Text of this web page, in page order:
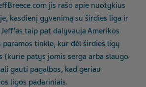
jis rašo apie nuotykius
kasdienį gyvenimą su širdies liga ir
taip pat dalyvauja Amerikos
paramos tinkle, kur dėl širdies ligų
(kurie patys jomis serga arba slaugo
gauti pagalbos, kad geriau
ligos padariniais.